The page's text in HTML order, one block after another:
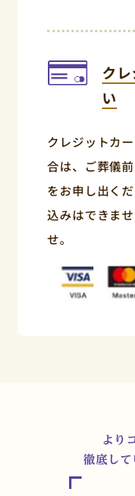
ク
い
クレジットカ
合は、ご葬儀
をお申し出く
込みはできま
せ。
より
徹底して